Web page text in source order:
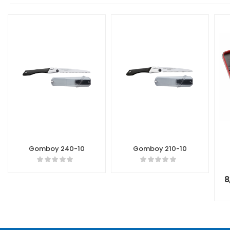
Gomboy 240-10 Gomboy 210-10